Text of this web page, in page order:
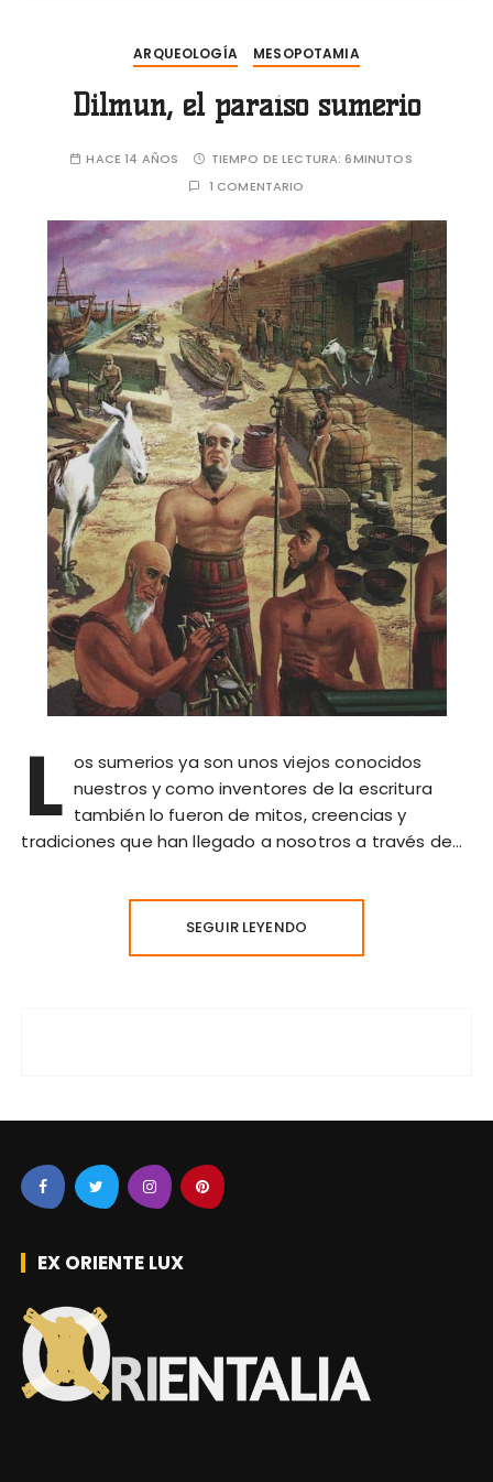
ARQUEOLOGÍA MESOPOTAMIA
Dilmun, el paraíso sumerio
HACE 14 AÑOS TIEMPO DE LECTURA:6MINUTOS
1 COMENTARIO
L os sumerios ya son unos viejos conocidos
nuestros y como inventores de la escritura
también lo fueron de mitos, creencias y
tradiciones que han llegado a nosotros a través de…
SEGUIR LEYENDO
EX ORIENTE LUX